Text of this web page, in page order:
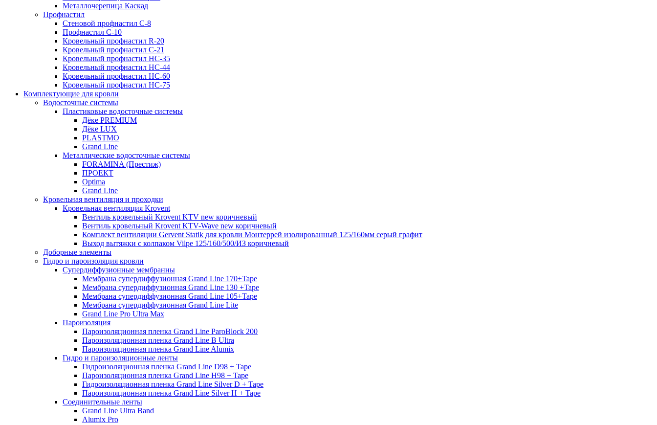
Металлочерепица Каскад
Профнастил
Стеновой профнастил C-8
Профнастил С-10
Кровельный профнастил R-20
Кровельный профнастил С-21
Кровельный профнастил НС-35
Кровельный профнастил НС-44
Кровельный профнастил НС-60
Кровельный профнастил НС-75
Комплектующие для кровли
Водосточные системы
Пластиковые водосточные системы
Дёке PREMIUM
Дёке LUX
PLASTMO
Grand Line
Металлические водосточные системы
FORAMINA (Престиж)
ПРОЕКТ
Optima
Grand Line
Кровельная вентиляция и проходки
Кровельная вентиляция Krovent
Вентиль кровельный Krovent KTV new коричневый
Вентиль кровельный Krovent KTV-Wave new коричневый
Комплект вентиляции Gervent Statik для кровли Монтеррей изолированный 125/160мм серый графит
Выход вытяжки с колпаком Vilpe 125/160/500/ИЗ коричневый
Доборные элементы
Гидро и пароизоляция кровли
Супердиффузионные мембранны
Мембрана супердиффузионная Grand Line 170+Tape
Мембрана супердиффузионная Grand Line 130 +Tape
Мембрана супердиффузионная Grand Line 105+Tape
Мембрана супердиффузионная Grand Line Lite
Grand Line Pro Ultra Max
Пароизоляция
Пароизоляционная пленка Grand Line ParoBlock 200
Пароизоляционная пленка Grand Line B Ultra
Пароизоляционная пленка Grand Line Alumix
Гидро и пароизоляционные ленты
Гидроизоляционная пленка Grand Line D98 + Tape
Пароизоляционная пленка Grand Line H98 + Tape
Гидроизоляционная пленка Grand Line Silver D + Tape
Пароизоляционная пленка Grand Line Silver H + Tape
Соединительные ленты
Grand Line Ultra Band
Alumix Pro